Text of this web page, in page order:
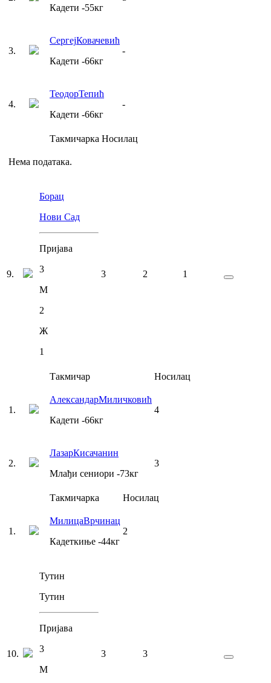
Кадети -55кг
3.
СергејКовачевић
Кадети -66кг
-
4.
ТеодорТепић
Кадети -66кг
-
Такмичарка Носилац
Нема података.
9.
Борац
Нови Сад
Пријава
3
М
2
Ж
1
3 2 1
Такмичар Носилац
1 .
АлександарМиличковић
Кадети -66кг
4
2.
ЛазарКисачанин
Млађи сениори -73кг
3
Такмичарка Носилац
1 .
МилицаВрчинац
Кадеткиње -44кг
2
10.
Тутин
Тутин
Пријава
3
М
3 3